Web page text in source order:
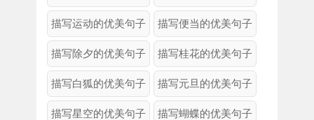
描写运动的优美句子 描写便当的优美句子
描写除夕的优美句子 描写桂花的优美句子
描写白狐的优美句子 描写元旦的优美句子
描写星空的优美句子 描写蝴蝶的优美句子